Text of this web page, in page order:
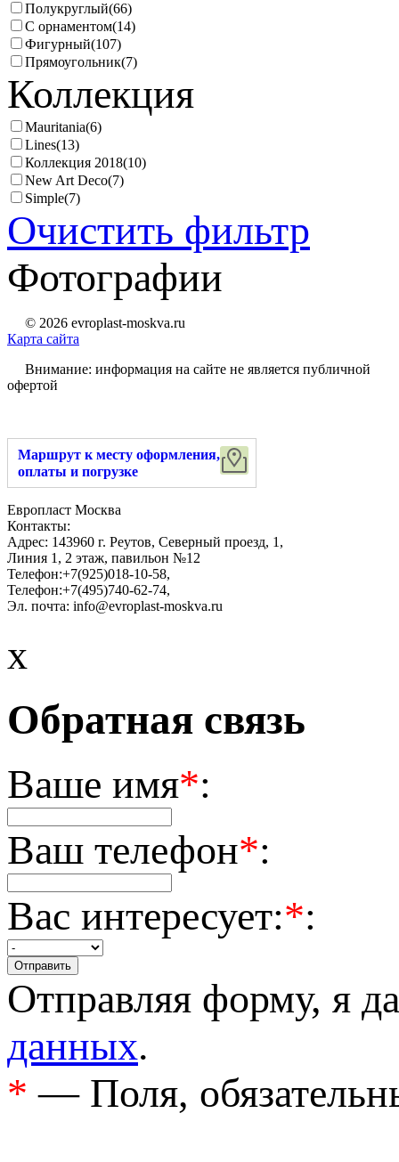
Полукруглый(66)
С орнаментом(14)
Фигурный(107)
Прямоугольник(7)
Коллекция
Mauritania(6)
Lines(13)
Коллекция 2018(10)
New Art Deco(7)
Simple(7)
Очистить фильтр
Фотографии
© 2026 evroplast-moskva.ru
Карта сайта
Внимание: информация на сайте не является публичной
офертой
Маршрут к месту оформления,
оплаты и погрузке
Европласт Москва
Контакты:
Адрес: 143960 г. Реутов, Северный проезд, 1 ,
Линия 1, 2 этаж, павильон №12
Телефон:+7(925)018-10-58,
Телефон:+7(495)740-62-74,
Эл. почта: info@evroplast-moskva.ru
x
Обратная связь
Ваше имя*:
Ваш телефон*:
Вас интересует:*:
Отправляя форму, я
данных.
* — Поля,